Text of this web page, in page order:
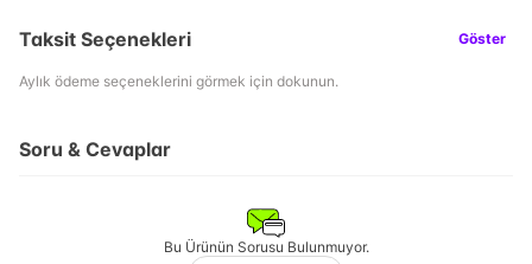
Taksit Seçenekleri Göster
Aylık ödeme seçeneklerini görmek için dokunun.
Soru & Cevaplar
Bu Ürünün Sorusu Bulunmuyor.